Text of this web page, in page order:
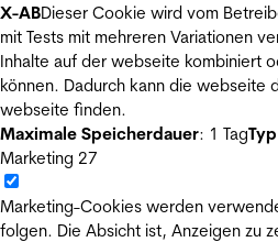
X-ABDieser Cookie wird vom
mit Tests mit mehreren Variationen
Inhalte auf der webseite kombiniert
können. Dadurch kann die webseite
webseite finden.
Maximale Speicherdauer: 1 TagTyp
Marketing 27
Marketing-Cookies werden
folgen. Die Absicht ist, Anzeigen zu